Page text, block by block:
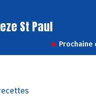
St Paul
Prochaine